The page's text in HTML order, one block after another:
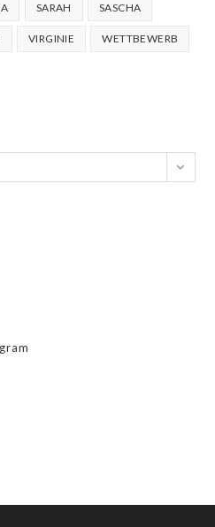
SARAH SASCHA
VIRGINIE WETTBEWERB